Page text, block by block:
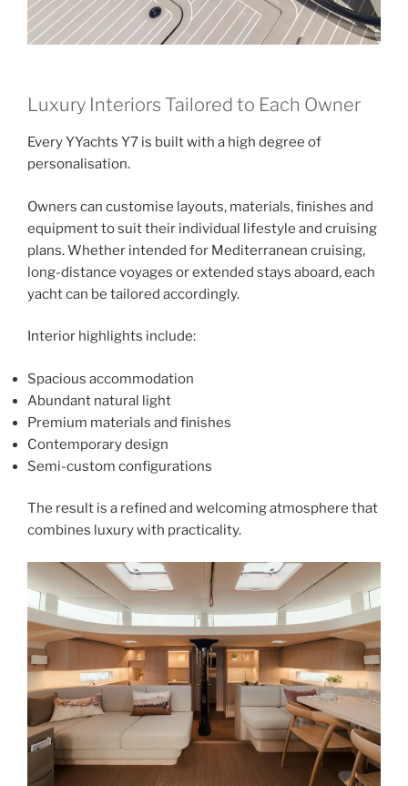
Luxury Interiors Tailored to Each Owner
Every YYachts Y7 is built with a high degree of
personalisation.
Owners can customise layouts, materials, finishes and
equipment to suit their individual lifestyle and cruising
plans. Whether intended for Mediterranean cruising,
long-distance voyages or extended stays aboard, each
yacht can be tailored accordingly.
Interior highlights include:
Spacious accommodation
Abundant natural light
Premium materials and finishes
Contemporary design
Semi-custom configurations
The result is a refined and welcoming atmosphere that
combines luxury with practicality.